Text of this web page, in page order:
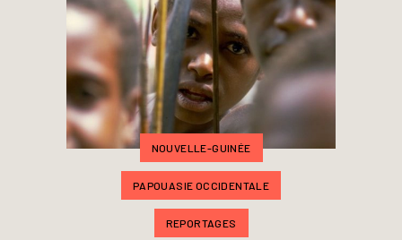
NOUVELLE-GUINÉE
PAPOUASIE OCCIDENTALE
REPORTAGES